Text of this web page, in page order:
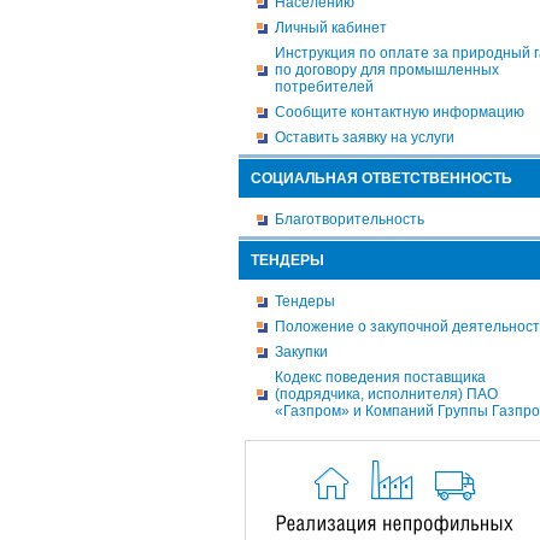
Личный кабинет
Инструкция по оплате за природный
по договору для промышленных
потребителей
Сообщите контактную информацию
Оставить заявку на услуги
СОЦИАЛЬНАЯ ОТВЕТСТВЕННОСТЬ
Благотворительность
ТЕНДЕРЫ
Тендеры
Положение о закупочной
Закупки
Кодекс поведения поставщика
(подрядчика, исполнителя) ПАО
«Газпром» и Компаний Группы